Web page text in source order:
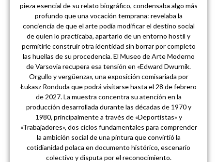
pieza esencial de su relato biográfico, condensaba algo más
profundo que una vocación temprana: revelaba la
conciencia de que el arte podía modificar el destino social
de quien lo practicaba, apartarlo de un entorno hostil y
permitirle construir otra identidad sin borrar por completo
las huellas de su procedencia. El Museo de Arte Moderno
de Varsovia recupera esa tensión en «Edward Dwurnik.
Orgullo y vergüenza», una exposición comisariada por
Łukasz Ronduda que podrá visitarse hasta el 28 de febrero
de 2027. La muestra concentra su atención en la
producción desarrollada durante las décadas de 1970 y
1980, principalmente a través de «Deportistas» y
«Trabajadores», dos ciclos fundamentales para comprender
la ambición social de una pintura que convirtió la
cotidianidad polaca en documento histórico, escenario
colectivo y disputa por el reconocimiento.